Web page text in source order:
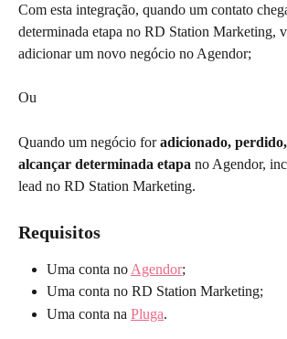
Com esta integração, quando um contato
determinada etapa no RD Station Marketing,
adicionar um novo negócio no Agendor;
Ou
Quando um negócio for adicionado,
alcançar determinada etapa no Agendor,
lead no RD Station Marketing.
Requisitos
Uma conta no Agendor;
Uma conta no RD Station Marketing;
Uma conta na Pluga.